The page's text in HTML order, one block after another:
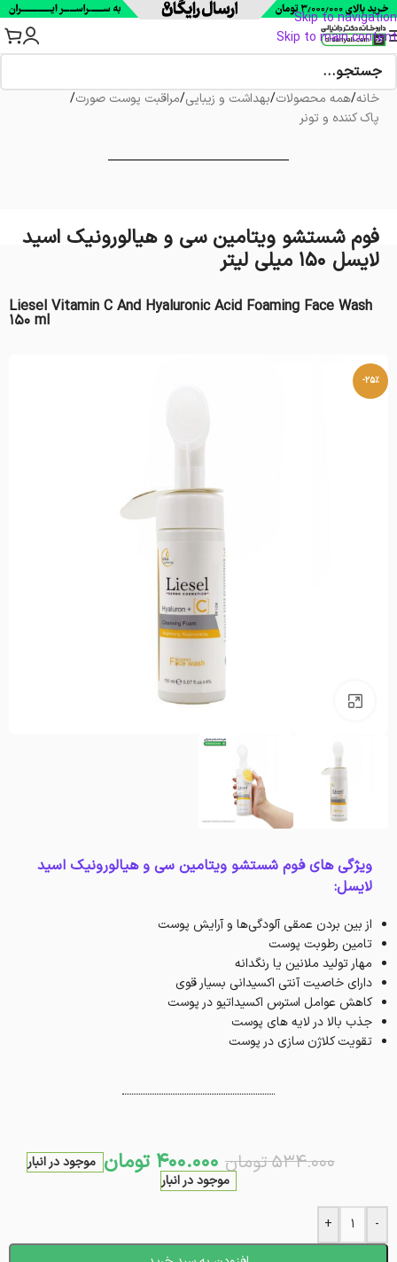
Skip to navigation
Skip to main content
خانه/همه محصولات/بهداشت و زیبایی/مراقبت پوست صورت/
پاک کننده و تونر
فوم شستشو ویتامین سی و هیالورونیک اسید
لایسل 150 میلی لیتر
Liesel Vitamin C And Hyaluronic Acid Foaming Face Wash
150 ml
-25%
ویژگی های فوم شستشو ویتامین سی و هیالورونیک اسید
لایسل:
از بین بردن عمقی آلودگی‌ها و آرایش پوست
تامین رطوبت پوست
مهار تولید ملانین یا رنگدانه
دارای خاصیت آنتی اکسیدانی بسیار قوی
کاهش عوامل استرس اکسیداتیو در پوست
جذب بالا در لایه های پوست
تقویت کلاژن سازی در پوست
534.000 تومان 400.000 تومان موجود در انبار
موجود در انبار
-
+